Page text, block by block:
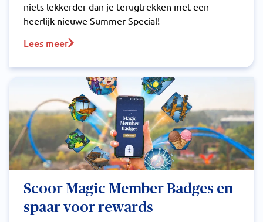
niets lekkerder dan je terugtrekken met een
heerlijk nieuwe Summer Special!
Lees meer
Scoor Magic Member Badges en
spaar voor rewards